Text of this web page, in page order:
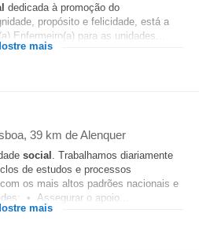
dedicada à promoção do
propósito e felicidade, está a
Enfermeiro(a) para as unidades...
mais
, 39 km de Alenquer
social . Trabalhamos diariamente
de estudos e processos
os mais altos padrões nacionais e
• Assegurar o apoio...
mais